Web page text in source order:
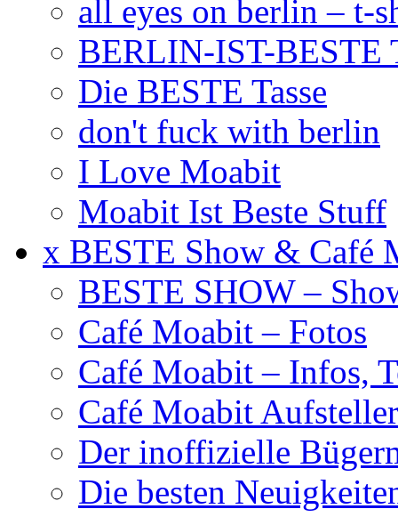
all eyes on berlin – t-
BERLIN-IST-BESTE
Die BESTE Tasse
don't fuck with berlin
I Love Moabit
Moabit Ist Beste Stuff
x BESTE Show & Café
BESTE SHOW –
Café Moabit – Fotos
Café Moabit – Infos,
Café Moabit Aufsteller
Der inoffizielle
Die besten